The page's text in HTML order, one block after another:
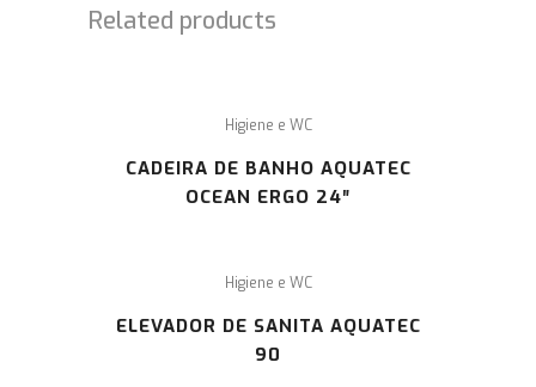
Related products
Higiene e WC
CADEIRA DE BANHO AQUATEC
OCEAN ERGO 24″
Higiene e WC
ELEVADOR DE SANITA AQUATEC
90